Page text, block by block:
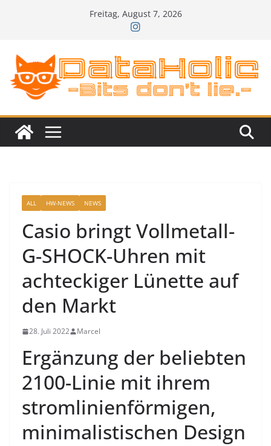
Freitag, August 7, 2026
ALL HW-NEWS NEWS
Casio bringt Vollmetall-
G-SHOCK-Uhren mit
achteckiger Lünette auf
den Markt
28. Juli 2022 Marcel
Ergänzung der beliebten
2100-Linie mit ihrem
stromlinienförmigen,
minimalistischen Design